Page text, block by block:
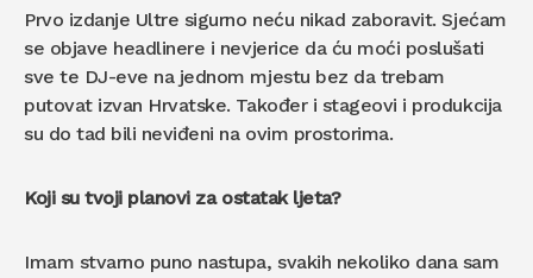
Prvo izdanje Ultre sigurno neću nikad zaboravit. Sjećam
se objave headlinere i nevjerice da ću moći poslušati
sve te DJ-eve na jednom mjestu bez da trebam
putovat izvan Hrvatske. Također i stageovi i produkcija
su do tad bili neviđeni na ovim prostorima.
Koji su tvoji planovi za ostatak ljeta?
Imam stvarno puno nastupa, svakih nekoliko dana sam